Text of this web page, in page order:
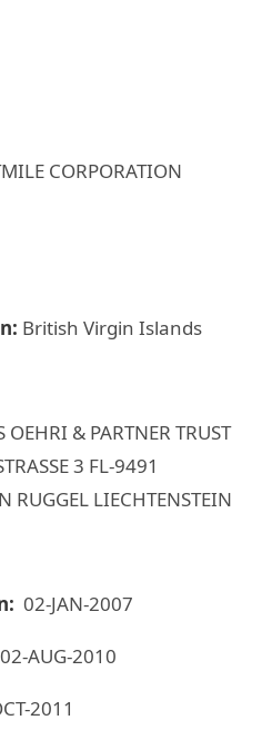
CORPORATION
British Virgin Islands
OEHRI & PARTNER TRUST
3 FL-9491
RUGGEL LIECHTENSTEIN
02-JAN-2007
02-AUG-2010
2011